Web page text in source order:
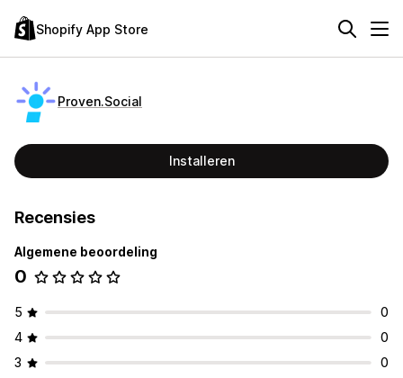
Shopify App Store
Proven.Social
Installeren
Recensies
Algemene beoordeling
0
5
0
4
0
3
0